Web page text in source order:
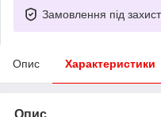
Замовлення під
Опис Характеристики
Опис